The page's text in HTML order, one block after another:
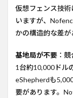
仮想フェンス技
いますが、
かの構造的な差が
基地局が不要 ：
1台約10,000ドル
eShepherdも
要があります。